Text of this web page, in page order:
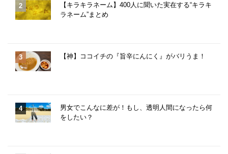
【キラキラネーム】400人に聞いた実在する“キラキ
ラネーム”まとめ
【神】ココイチの『旨辛にんにく』がバリうま！
男女でこんなに差が！もし、透明人間になったら何
をしたい？